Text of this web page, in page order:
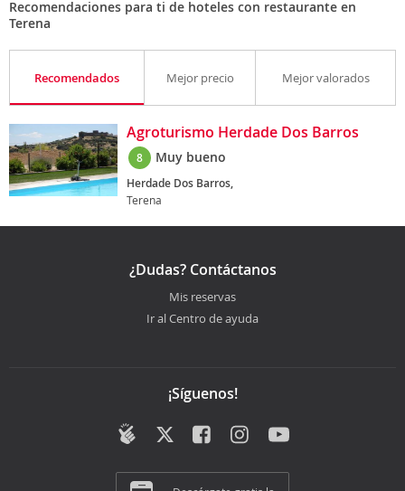
Recomendaciones para ti de hoteles con restaurante en
Terena
Recomendados Mejor precio Mejor valorados
Agroturismo Herdade Dos Barros
8 Muy bueno
Herdade Dos Barros,
Terena
¿Dudas? Contáctanos
Mis reservas
Ir al Centro de ayuda
¡Síguenos!